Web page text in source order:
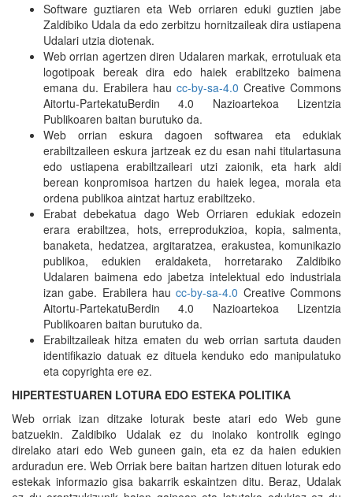
Software guztiaren eta Web orriaren eduki guztien jabe
Zaldibiko Udala da edo zerbitzu hornitzaileak dira ustiapena
Udalari utzia diotenak.
Web orrian agertzen diren Udalaren markak, errotuluak eta
logotipoak bereak dira edo haiek erabiltzeko baimena
emana du. Erabilera hau cc-by-sa-4.0 Creative Commons
Aitortu-PartekatuBerdin 4.0 Nazioartekoa Lizentzia
Publikoaren baitan burutuko da.
Web orrian eskura dagoen softwarea eta edukiak
erabiltzaileen eskura jartzeak ez du esan nahi titulartasuna
edo ustiapena erabiltzaileari utzi zaionik, eta hark aldi
berean konpromisoa hartzen du haiek legea, morala eta
ordena publikoa aintzat hartuz erabiltzeko.
Erabat debekatua dago Web Orriaren edukiak edozein
erara erabiltzea, hots, erreprodukzioa, kopia, salmenta,
banaketa, hedatzea, argitaratzea, erakustea, komunikazio
publikoa, edukien eraldaketa, horretarako Zaldibiko
Udalaren baimena edo jabetza intelektual edo industriala
izan gabe. Erabilera haucc-by-sa-4.0 Creative Commons
Aitortu-PartekatuBerdin 4.0 Nazioartekoa Lizentzia
Publikoaren baitan burutuko da.
Erabiltzaileak hitza ematen du web orrian sartuta dauden
identifikazio datuak ez dituela kenduko edo manipulatuko
eta copyrighta ere ez.
HIPERTESTUAREN LOTURA EDO ESTEKA POLITIKA
Web orriak izan ditzake loturak beste atari edo Web gune
batzuekin. Zaldibiko Udalak ez du inolako kontrolik egingo
direlako atari edo Web guneen gain, eta ez da haien edukien
arduradun ere. Web Orriak bere baitan hartzen dituen loturak edo
estekak informazio gisa bakarrik eskaintzen ditu. Beraz, Udalak